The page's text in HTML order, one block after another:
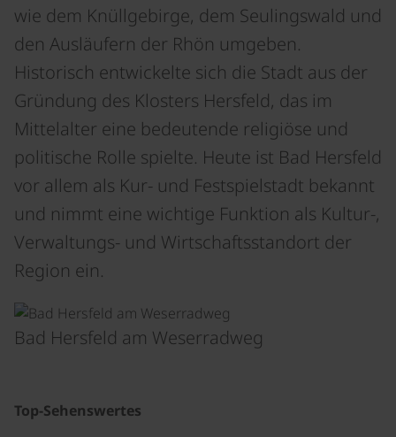
wie dem Knüllgebirge, dem Seulingswald und
den Ausläufern der Rhön umgeben.
Historisch entwickelte sich die Stadt aus der
Gründung des Klosters Hersfeld, das im
Mittelalter eine bedeutende religiöse und
politische Rolle spielte. Heute ist Bad Hersfeld
vor allem als Kur- und Festspielstadt bekannt
und nimmt eine wichtige Funktion als Kultur-,
Verwaltungs- und Wirtschaftsstandort der
Region ein.
Bad Hersfeld am Weserradweg
Top-Sehenswertes